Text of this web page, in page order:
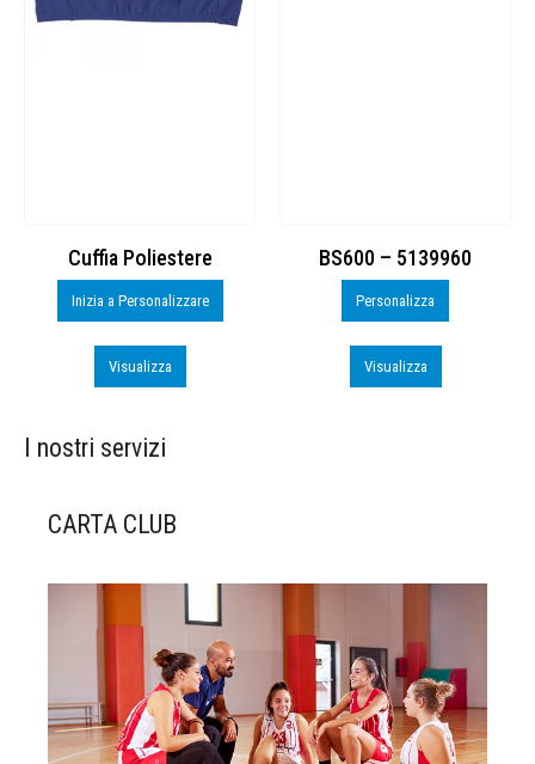
Cuffia Poliestere
Inizia a Personalizzare
Visualizza
BS600 – 5139960
Personalizza
Visualizza
I nostri servizi
CARTA CLUB